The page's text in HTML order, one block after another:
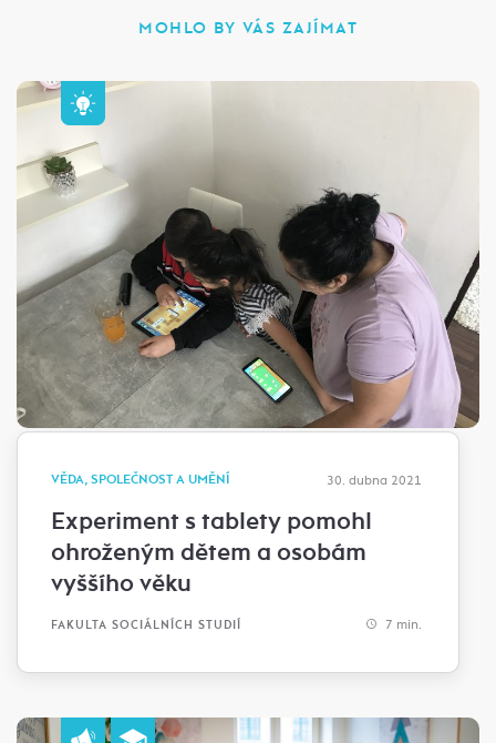
MOHLO BY VÁS ZAJÍMAT
VĚDA, SPOLEČNOST A UMĚNÍ 30. dubna 2021
Experiment s tablety pomohl
ohroženým dětem a osobám
vyššího věku
FAKULTA SOCIÁLNÍCH STUDIÍ 7 min.